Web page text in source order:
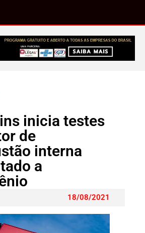
inicia testes
de
interna
a
18/08/2021